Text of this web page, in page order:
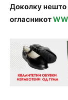
Доколку нешто
огласникот